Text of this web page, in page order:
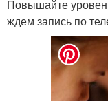
Повышайте
ждем запись по